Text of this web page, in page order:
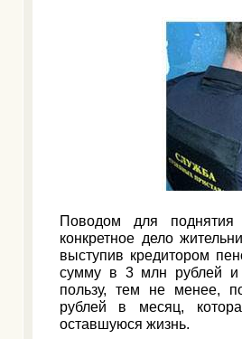
Поводом для поднятия
конкретное дело
выступив кредитором
сумму в 3 млн рублей и
пользу, тем не менее,
рублей в месяц,
оставшуюся жизнь.